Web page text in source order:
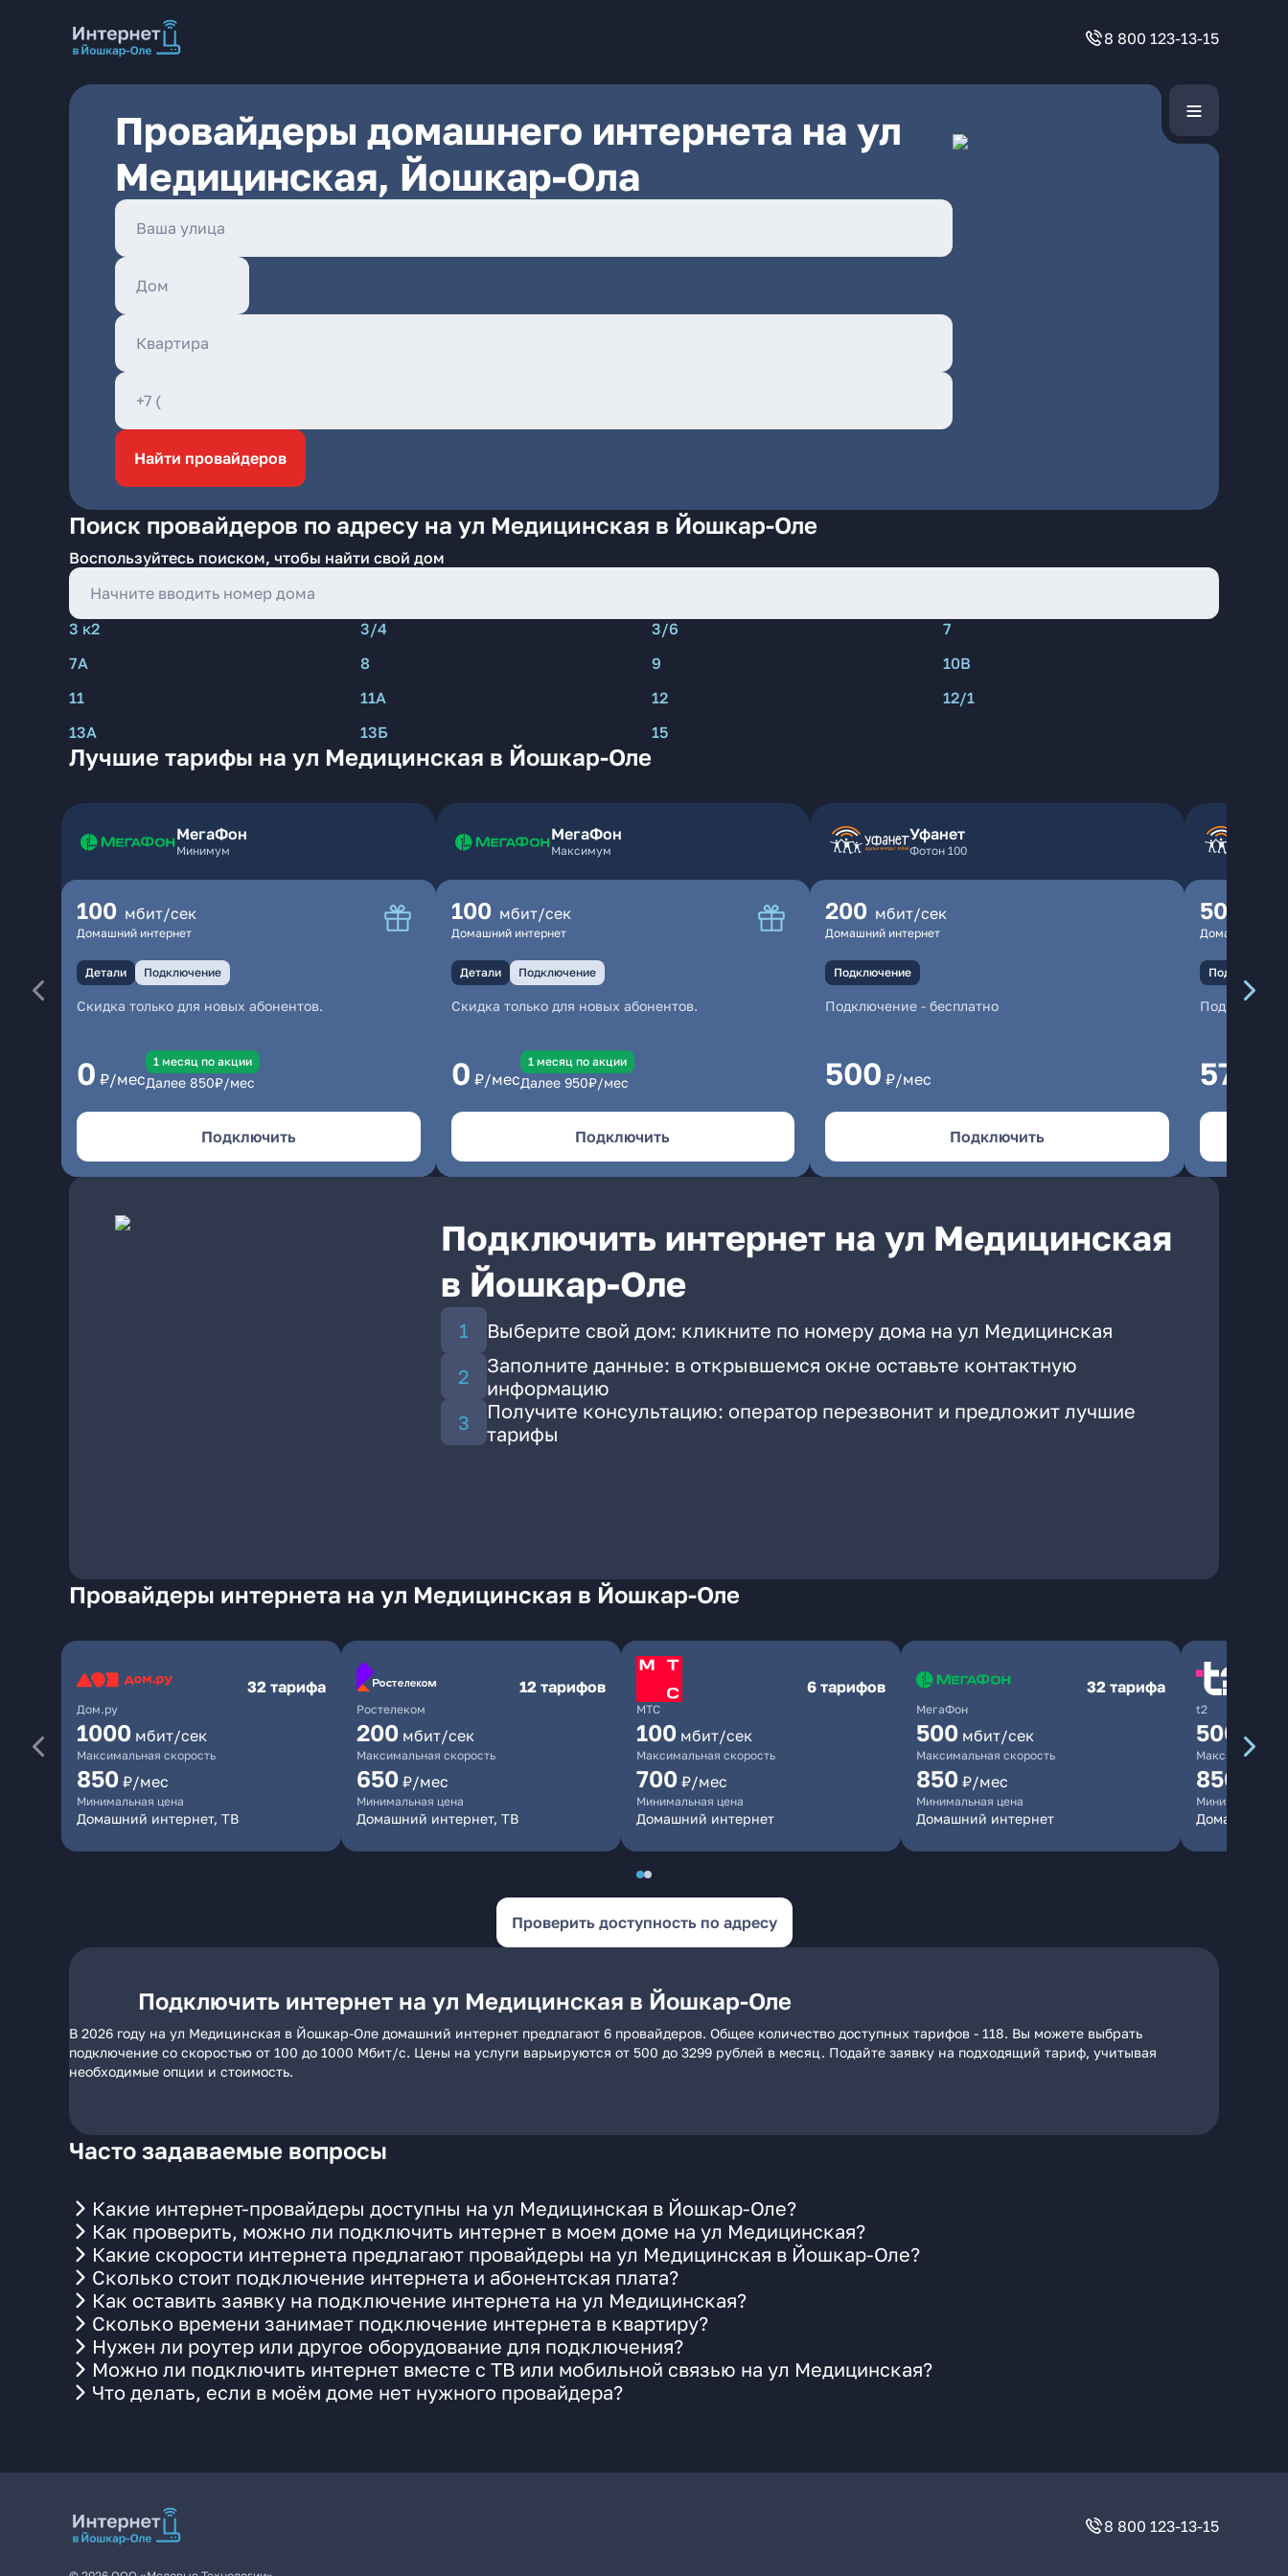
8 800 123-13-15
Провайдеры домашнего интернета на ул
Медицинская, Йошкар-Ола
Найти провайдеров
Поиск провайдеров по адресу на ул Медицинская в Йошкар-Оле
Воспользуйтесь поиском, чтобы найти свой дом
3 к2 3/4 3/6
7
7А
8 9
10В
11
11А 12
12/1
13А
13Б 15
Лучшие тарифы на ул Медицинская в Йошкар-Оле
МегаФон
Минимум
100 мбит/сек
Домашний интернет
Детали Подключение
Скидка только для новых абонентов.
0 ₽/мес
1 месяц по акции
Далее 850₽/мес
Подключить
МегаФон
Максимум
100 мбит/сек
Домашний интернет
Детали Подключение
Скидка только для новых абонентов.
0 ₽/мес
1 месяц по акции
Далее 950₽/мес
Подключить
Уфанет
Фотон 100
200 мбит/сек
Домашний интернет
Подключение
Подключение - бесплатно
500 ₽/мес
Подключить
500
Домашний
Подключение
570
Подключить интернет на ул Медицинская
в Йошкар-Оле
Выберите свой дом: кликните по номеру дома на ул Медицинская
Заполните данные: в открывшемся окне оставьте контактную
информацию
Получите консультацию: оператор перезвонит и предложит лучшие
тарифы
Провайдеры интернета на ул Медицинская в Йошкар-Оле
Дом.ру
32 тарифа
1000 мбит/сек
Максимальная скорость
850 ₽/мес
Минимальная цена
Домашний интернет, ТВ
Ростелеком
12 тарифов
200 мбит/сек
Максимальная скорость
650 ₽/мес
Минимальная цена
Домашний интернет, ТВ
МТС
6 тарифов
100 мбит/сек
Максимальная скорость
700 ₽/мес
Минимальная цена
Домашний интернет
МегаФон
32 тарифа
500 мбит/сек
Максимальная скорость
850 ₽/мес
Минимальная цена
Домашний интернет
t2
500
Максимальная
850
Минимальная
Домашний
Проверить доступность по адресу
Подключить интернет на ул Медицинская в Йошкар-Оле
В 2026 году на ул Медицинская в Йошкар-Оле домашний интернет предлагают 6 провайдеров. Общее количество доступных тарифов - 118. Вы можете выбрать
подключение со скоростью от 100 до 1000 Мбит/с. Цены на услуги варьируются от 500 до 3299 рублей в месяц. Подайте заявку на подходящий тариф, учитывая
необходимые опции и стоимость.
Часто задаваемые вопросы
Какие интернет-провайдеры доступны на ул Медицинская в Йошкар-Оле?
Как проверить, можно ли подключить интернет в моем доме на ул Медицинская?
Какие скорости интернета предлагают провайдеры на ул Медицинская в Йошкар-Оле?
Сколько стоит подключение интернета и абонентская плата?
Как оставить заявку на подключение интернета на ул Медицинская?
Сколько времени занимает подключение интернета в квартиру?
Нужен ли роутер или другое оборудование для подключения?
Можно ли подключить интернет вместе с ТВ или мобильной связью на ул Медицинская?
Что делать, если в моём доме нет нужного провайдера?
8 800 123-13-15